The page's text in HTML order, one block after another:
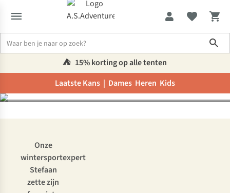
⛺️ 15% korting op alle tenten
Laatste Kans | Dames Heren Kids
experts: de beste
snowboards van 2025-
2026
Onze
wintersportexpert
Stefaan
zette zijn